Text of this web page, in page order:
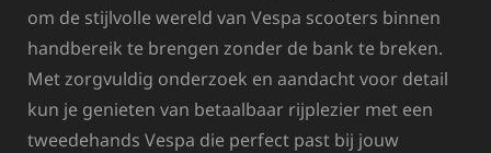
om de stijlvolle wereld van Vespa scooters binnen
handbereik te brengen zonder de bank te breken.
Met zorgvuldig onderzoek en aandacht voor detail
kun je genieten van betaalbaar rijplezier met een
tweedehands Vespa die perfect past bij jouw